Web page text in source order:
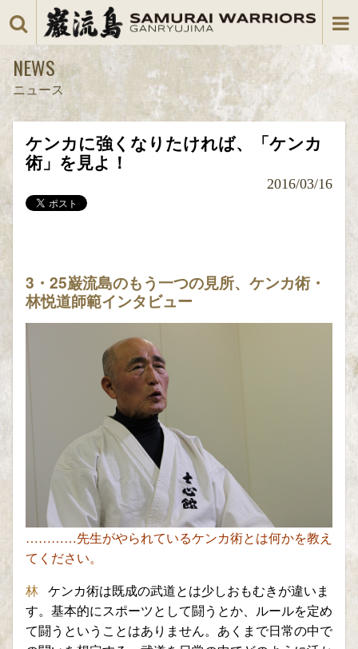
NEWS
ニュース
ケンカに強くなりたければ、「ケンカ
術」を見よ！
2016/03/16
3・25巌流島のもう一つの見所、ケンカ術・
林悦道師範インタビュー
…………先生がやられているケンカ術とは何かを教え
てください。
林 ケンカ術は既成の武道とは少しおもむきが違いま
す。基本的にスポーツとして闘うとか、ルールを定め
て闘うということはありません。あくまで日常の中で